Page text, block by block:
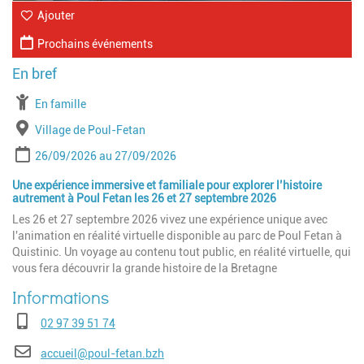
Ajouter
Prochains événements
À partir de
En famille
Lieu
Village de Poul-Fetan
Période
Date de début
26/09/2026 Date de fin
27/09/2026
Une expérience immersive et familiale pour explorer l’histoire
autrement à Poul Fetan les 26 et 27 septembre 2026
Les 26 et 27 septembre 2026 vivez une expérience unique avec
l'animation en réalité virtuelle disponible au parc de Poul Fetan à
Quistinic. Un voyage au contenu tout public, en réalité virtuelle, qui
vous fera découvrir la grande histoire de la Bretagne
Téléphone02 97 39 51 74
E-mailaccueil@poul-fetan.bzh